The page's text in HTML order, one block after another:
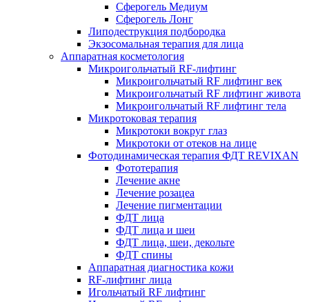
Сферогель Медиум
Сферогель Лонг
Липодеструкция подбородка
Экзосомальная терапия для лица
Аппаратная косметология
Микроигольчатый RF-лифтинг
Микроигольчатый RF лифтинг век
Микроигольчатый RF лифтинг живота
Микроигольчатый RF лифтинг тела
Микротоковая терапия
Микротоки вокруг глаз
Микротоки от отеков на лице
Фотодинамическая терапия ФДТ REVIXAN
Фототерапия
Лечение акне
Лечение розацеа
Лечение пигментации
ФДТ лица
ФДТ лица и шеи
ФДТ лица, шеи, декольте
ФДТ спины
Аппаратная диагностика кожи
RF-лифтинг лица
Игольчатый RF лифтинг